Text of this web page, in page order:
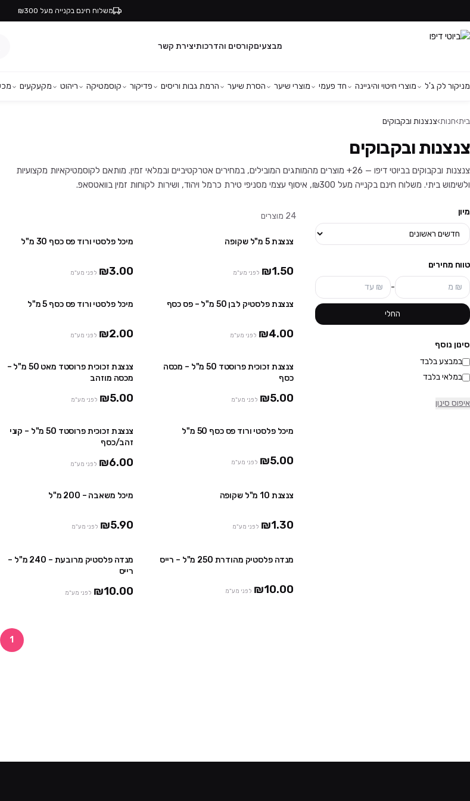
משלוח חינם בקנייה מעל ₪300
מבצעיםקורסים והדרכותיצירת קשר
מניקור לק ג'ל מוצרי חיטוי והיגיינה חד פעמי מוצרי שיער הסרת שיער הרמת גבות וריסים פדיקור קוסמטיקה ריהוט מקעקעים
בית›חנות›צנצנות ובקבוקים
צנצנות ובקבוקים
צנצנות ובקבוקים בביוטי דיפו — 26+ מוצרים מהמותגים המובילים, במחירים אטרקטיביים ובמלאי זמין. מותאם לקוסמטיקאיות מקצועיות
ולשימוש ביתי. משלוח חינם בקנייה מעל ₪300, איסוף עצמי מסניפי טירת כרמל ויהוד, ושירות לקוחות זמין בוואטסאפ.
מיון
טווח מחירים
-
החלי
סינון נוסף
במבצע בלבד
במלאי בלבד
איפוס סינון
24 מוצרים
צנצנת 5 מ"ל שקופה
₪1.50 לפני מע"מ
מיכל פלסטי ורוד פס כסף 30 מ"ל
₪3.00 לפני מע"מ
צנצנת פלסטיק לבן 50 מ"ל – פס כסף
₪4.00 לפני מע"מ
מיכל פלסטי ורוד פס כסף 5 מ"ל
₪2.00 לפני מע"מ
צנצנת זכוכית פרוסטד 50 מ"ל – מכסה
כסף
₪5.00 לפני מע"מ
צנצנת זכוכית פרוסטד מאט 50 מ"ל –
מכסה מוזהב
₪5.00 לפני מע"מ
מיכל פלסטי ורוד פס כסף 50 מ"ל
₪5.00 לפני מע"מ
צנצנת זכוכית פרוסטד 50 מ"ל – קוני
זהב/כסף
₪6.00 לפני מע"מ
צנצנת 10 מ"ל שקופה
₪1.30 לפני מע"מ
מיכל משאבה – 200 מ"ל
₪5.90 לפני מע"מ
מנדה פלסטיק מהודרת 250 מ"ל – רייס
₪10.00 לפני מע"מ
מנדה פלסטיק מרובעת – 240 מ"ל –
רייס
₪10.00 לפני מע"מ
1